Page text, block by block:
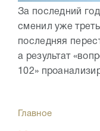
За последний
сменил уже
последняя
а результат
102»
Главное